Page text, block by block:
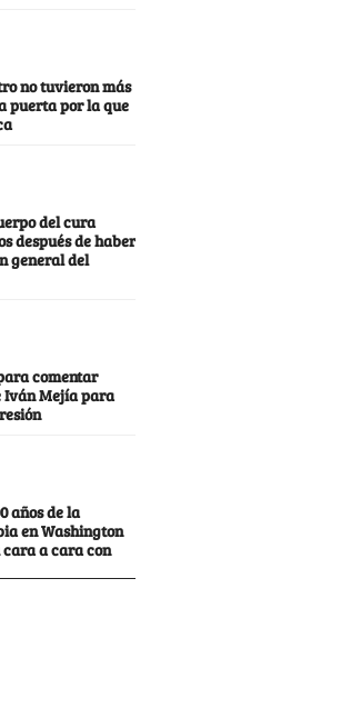
no tuvieron más
puerta por la que
del cura
después de haber
general del
comentar
Iván Mejía para
años de la
en Washington
a cara con